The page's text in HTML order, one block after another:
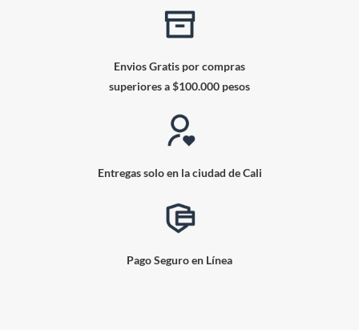
Envios Gratis por compras
superiores a $100.000 pesos
Entregas solo en la ciudad de Cali
Pago Seguro en Línea